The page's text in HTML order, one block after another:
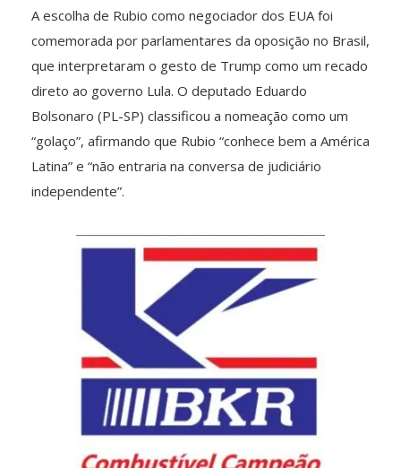
A escolha de Rubio como negociador dos EUA foi
comemorada por parlamentares da oposição no Brasil,
que interpretaram o gesto de Trump como um recado
direto ao governo Lula. O deputado Eduardo
Bolsonaro (PL-SP) classificou a nomeação como um
“golaço”, afirmando que Rubio “conhece bem a América
Latina” e “não entraria na conversa de judiciário
independente”.